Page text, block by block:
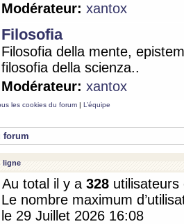
Modérateur: xantox
Filosofia
Filosofia della mente,
filosofia della scienza..
Modérateur: xantox
les cookies du forum | L’équipe
forum
ligne
Au total il y a 328
Le nombre maximum
le 29 Juillet 2026 16:08